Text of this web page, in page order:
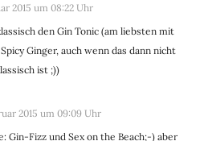
2015 um 08:22 Uhr
den Gin Tonic (am liebsten mit
Ginger, auch wenn das dann nicht
ist ;))
2015 um 09:09 Uhr
Gin-Fizz und Sex on the Beach;-) aber